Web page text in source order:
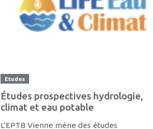
Etudes
Études prospectives hydrologie,
climat et eau potable
L’EPTB Vienne mène des études